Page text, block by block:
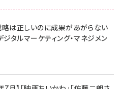
は正しいのに成果があがらない
タルマーケティング・マネジメン